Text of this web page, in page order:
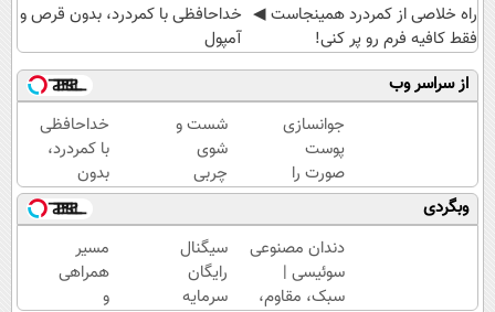
‌راه خلاصی از کمردرد همینجاست ◀
فقط کافیه فرم رو پر کنی!
خداحافظی با کمردرد، بدون قرص و
آمپول
از سراسر وب
جوانسازی
پوست
صورت را
با کرم
ضدچروک
آلمانی
تجربه
کنید!
شست و
شوی
چربی
های کبد
با
نوشیدنی
گیاهی(55%تخفیف)
خداحافظی
با کمردرد،
بدون
قرص و
آمپول
وبگردی
دندان مصنوعی
سوئیسی |
سبک، مقاوم،
سیگنال
رایگان
سرمایه
مسیر
همراهی
و